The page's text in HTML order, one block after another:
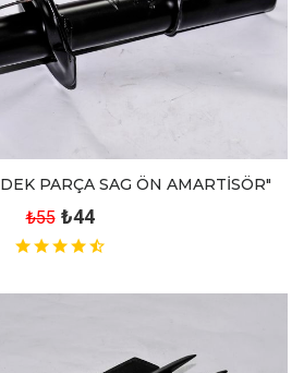
PARÇA SAG ÖN AMARTİSÖR"
₺55 ₺44